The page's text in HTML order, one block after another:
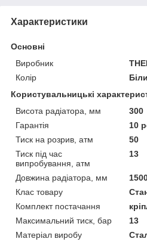
Характеристики
Основні
Виробник
Колір
Користувальницькі
Висота радіатора, мм
300
Гарантія
10
Тиск на розрив, атм
50
Тиск під час
випробування, атм
13
Довжина радіатора, мм
Клас товару
Комплект постачання
Максимальний тиск, бар
13
Матеріал виробу